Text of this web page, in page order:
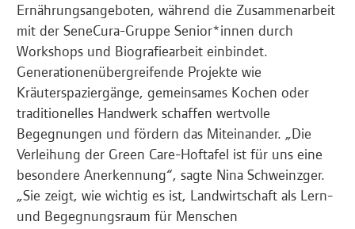
Ernährungsangeboten, während die Zusammenarbeit
mit der SeneCura-Gruppe Senior*innen durch
Workshops und Biografiearbeit einbindet.
Generationenübergreifende Projekte wie
Kräuterspaziergänge, gemeinsames Kochen oder
traditionelles Handwerk schaffen wertvolle
Begegnungen und fördern das Miteinander. „Die
Verleihung der Green Care-Hoftafel ist für uns eine
besondere Anerkennung“, sagte Nina Schweinzger.
„Sie zeigt, wie wichtig es ist, Landwirtschaft als Lern-
und Begegnungsraum für Menschen